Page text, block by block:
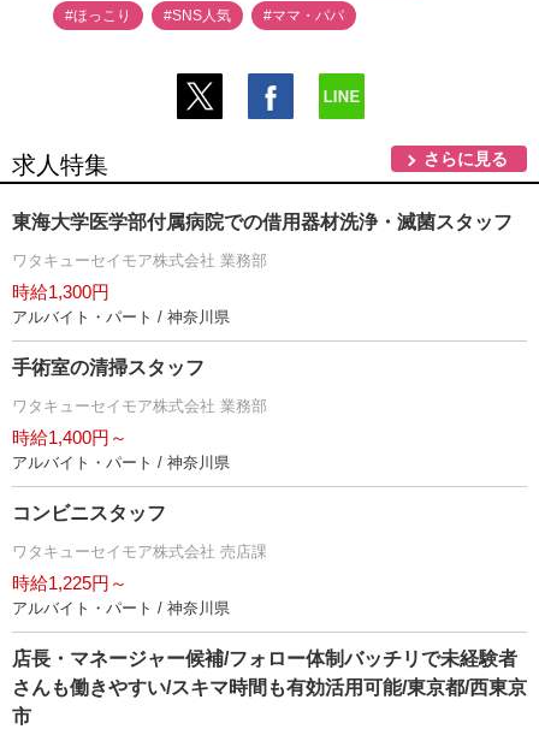
#ほっこり #SNS人気 #ママ・パパ
求人特集 さらに見る
東海大学医学部付属病院での借用器材洗浄・滅菌スタッフ
ワタキューセイモア株式会社 業務部
時給1,300円
アルバイト・パート / 神奈川県
手術室の清掃スタッフ
ワタキューセイモア株式会社 業務部
時給1,400円～
アルバイト・パート / 神奈川県
コンビニスタッフ
ワタキューセイモア株式会社 売店課
時給1,225円～
アルバイト・パート / 神奈川県
店長・マネージャー候補/フォロー体制バッチリで未経験者
さんも働きやすい/スキマ時間も有効活用可能/東京都/西東京
市